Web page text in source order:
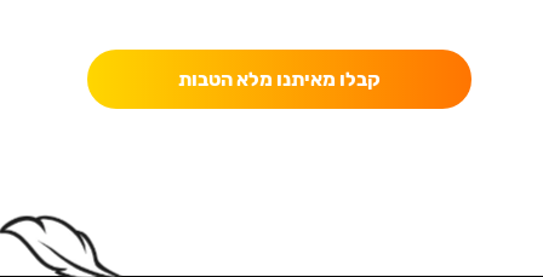
קבלו מאיתנו מלא הטבות